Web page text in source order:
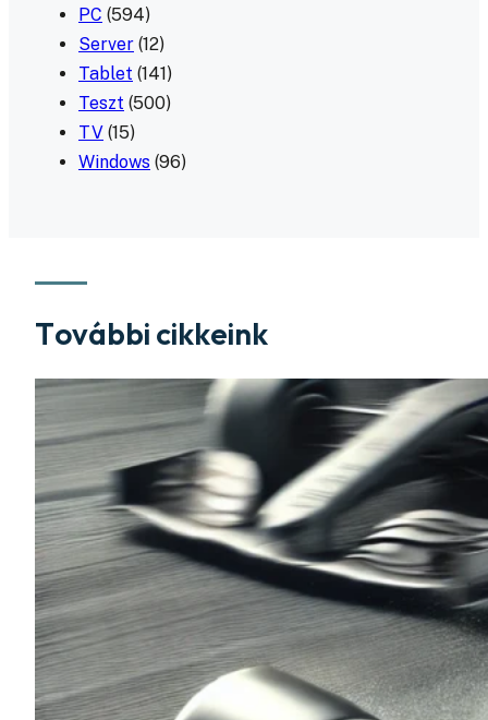
PC (594)
Server (12)
Tablet (141)
Teszt (500)
TV (15)
Windows (96)
További cikkeink